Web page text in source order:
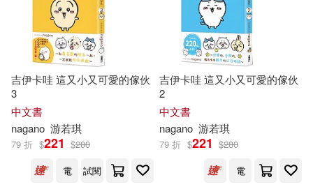
Bohuslav(2) Caroline(2)
Crawford(2) David Ive(2)
Kent(2)
Mamoru(2) Mizuki(2)
Ingram(51)
SONY MUSIC(11)
愛貝克思(7) EuroArts(5)
warner music(5)
配送方式 (可複選)
吉伊卡哇 這又小又可愛的傢伙
3
中文書
nagano 游若琪
79 折 $221 $280
電
試閱
吉伊卡哇 這又小又可愛的傢伙
2
中文書
nagano 游若琪
79 折 $221 $280
電